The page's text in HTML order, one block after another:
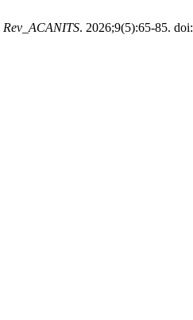
Rev_ACANITS. 2026;9(5):65-85. doi: